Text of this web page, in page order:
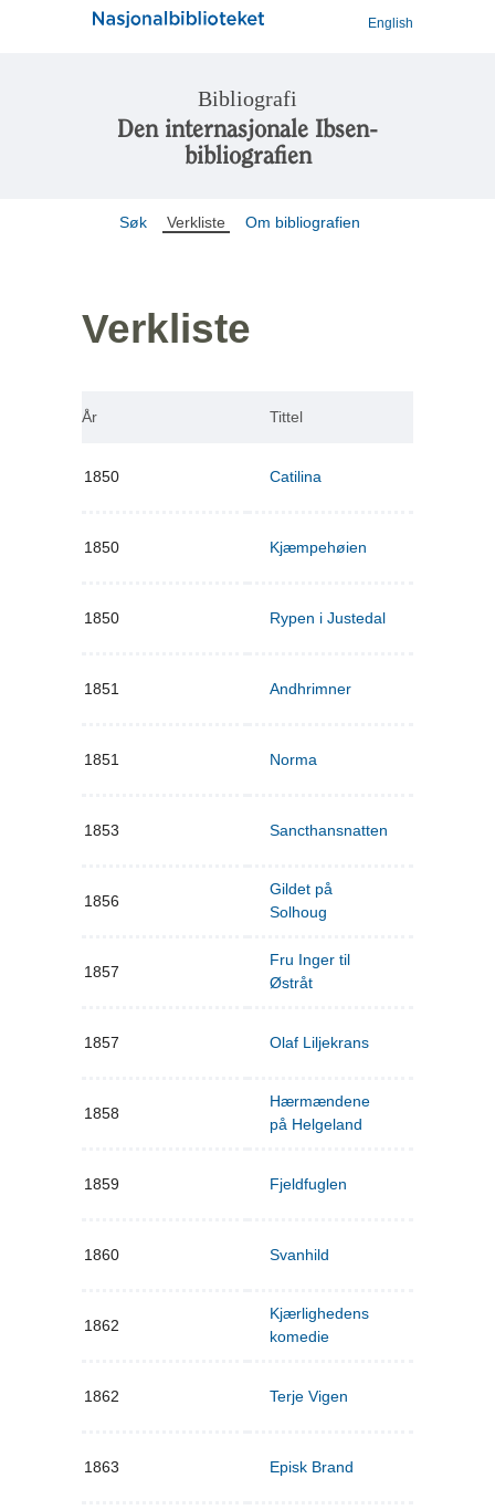
English
Bibliografi
Den internasjonale Ibsen-
bibliografien
Søk Verkliste Om bibliografien
Verkliste
År Tittel
1850 Catilina
1850 Kjæmpehøien
1850 Rypen i Justedal
1851 Andhrimner
1851 Norma
1853 Sancthansnatten
1856
Gildet på
Solhoug
1857
Fru Inger til
Østråt
1857 Olaf Liljekrans
1858
Hærmændene
på Helgeland
1859 Fjeldfuglen
1860 Svanhild
1862
Kjærlighedens
komedie
1862 Terje Vigen
1863 Episk Brand